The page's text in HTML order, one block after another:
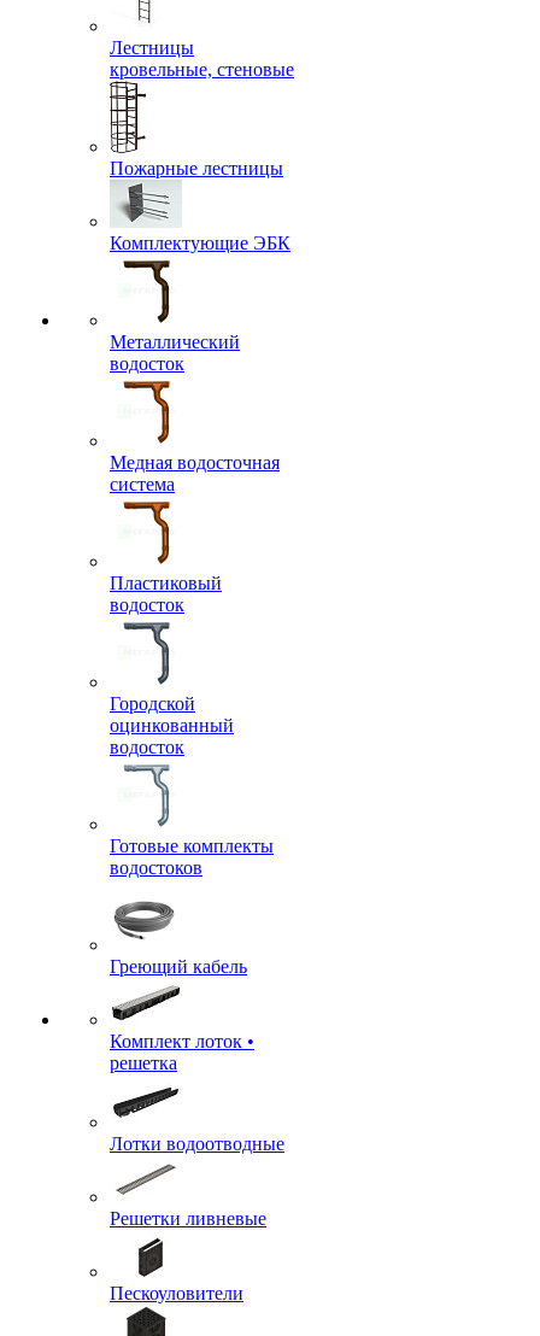
Лестницы
кровельные, стеновые
Пожарные лестницы
Комплектующие ЭБК
Металлический
водосток
Медная водосточная
система
Пластиковый
водосток
Городской
оцинкованный
водосток
Готовые комплекты
водостоков
Греющий кабель
Комплект лоток •
решетка
Лотки водоотводные
Решетки ливневые
Пескоуловители